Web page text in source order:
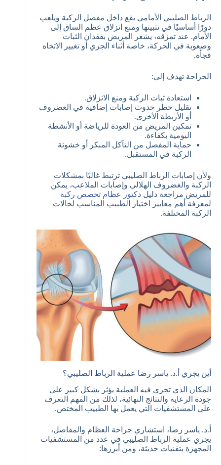
الرباط الصليبي الأمامي يقع داخل مفصل الركبة ويلعب
دورًا أساسيًا في تثبيتها ومنع انزلاق عظم الساق إلى
الأمام. عند تمزقه، يشعر المريض بفقدان الثبات
وصعوبة في الحركة، خاصة أثناء الجري أو تغيير الاتجاه
فجأة.
الجراحة تهدف إلى:
استعادة ثبات الركبة ومنع الانزلاق.
تقليل خطر حدوث إصابات إضافية في الغضروف
أو الأربطة الأخرى.
تمكين المريض من العودة للرياضة أو الأنشطة
اليومية بكفاءة.
حماية المفصل من التآكل المبكر أو خشونة
الركبة في المستقبل.
ولأن إصابات الرباط الصليبي ترتبط غالبًا بمشكلات
الركبة والغضروف الهلالي وإصابات الملاعب، يمكن
للمريض مراجعة دليل دكتور عظام تخصص ركبة
لمعرفة أهم معايير اختيار الطبيب المناسب لحالات
الركبة المختلفة.
أين يجري أ.د. ياسر رضا عملية الرباط الصليبي؟
المكان الذي تجرى فيه العملية يؤثر بشكل كبير على
جودة الرعاية والنتائج النهائية، لذلك من المهم التعرف
على المستشفيات التي يعمل بها الطبيب المختص.
أ.د. ياسر رضا، استشاري جراحة العظام والمفاصل،
يجري عملية الرباط الصليبي في عدد من المستشفيات
المجهزة بتقنيات حديثة، ومن أبرزها: